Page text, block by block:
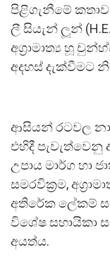
පිළිගැනීමේ කතාව
ලී සියැන් ලූන්
අග්‍රාමාත්‍ය හූ
අදහස් දැක්වීමට
ආසියන් රටවල
එහිදී පැවැත්වෙනු
උපාය මාර්ග හා
සමරවික්‍රම,
අතිරේක ලේකම්
විශේෂ සහායිකා
අයත්ය.